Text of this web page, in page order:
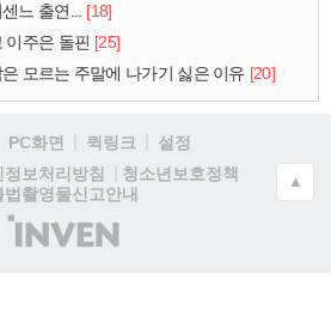
느 출연... [18]
이주은 돌핀 [25]
모르는 주말에 나가기 싫은 이유 [20]
PC화면 퀵링크
설정
정보처리방침
청소년보호정책
법촬영물신고안내
(주)
인
▲